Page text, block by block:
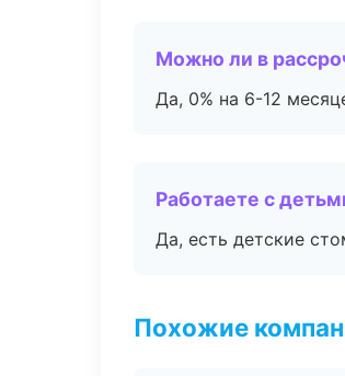
Можно ли в
Да, 0% на 6-12
Работаете с
Да, есть детские
Похожие